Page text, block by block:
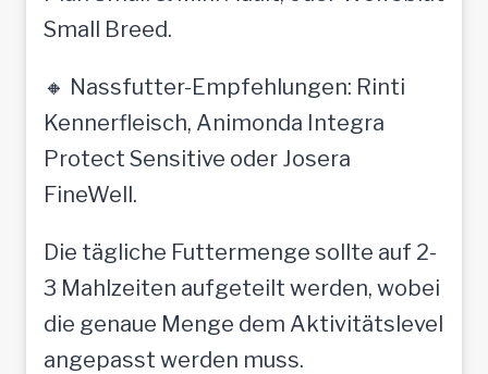
Small Breed.
🔸 Nassfutter-Empfehlungen: Rinti
Kennerfleisch, Animonda Integra
Protect Sensitive oder Josera
FineWell.
Die tägliche Futtermenge sollte auf 2-
3 Mahlzeiten aufgeteilt werden, wobei
die genaue Menge dem Aktivitätslevel
angepasst werden muss.